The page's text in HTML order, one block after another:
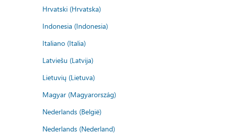
Hrvatski (Hrvatska)
Indonesia (Indonesia)
Italiano (Italia)
Latviešu (Latvija)
Lietuvių (Lietuva)
Magyar (Magyarország)
Nederlands (België)
Nederlands (Nederland)